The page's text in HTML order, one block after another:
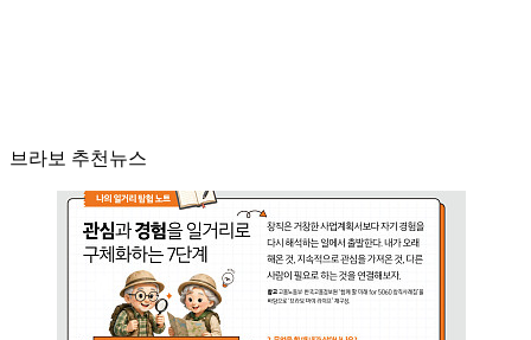
브라보 추천뉴스